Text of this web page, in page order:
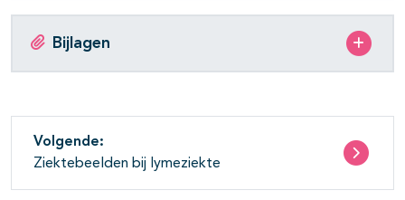
Bijlagen
Volgende:
Ziektebeelden bij lymeziekte